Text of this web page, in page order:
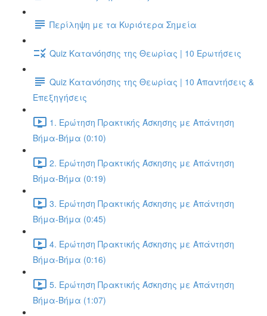
Περίληψη με τα Κυριότερα Σημεία
Quiz Κατανόησης της Θεωρίας | 10 Ερωτήσεις
Quiz Κατανόησης της Θεωρίας | 10 Απαντήσεις &
Επεξηγήσεις
1. Ερώτηση Πρακτικής Άσκησης με Απάντηση
Βήμα-Βήμα (0:10)
2. Ερώτηση Πρακτικής Άσκησης με Απάντηση
Βήμα-Βήμα (0:19)
3. Ερώτηση Πρακτικής Άσκησης με Απάντηση
Βήμα-Βήμα (0:45)
4. Ερώτηση Πρακτικής Άσκησης με Απάντηση
Βήμα-Βήμα (0:16)
5. Ερώτηση Πρακτικής Άσκησης με Απάντηση
Βήμα-Βήμα (1:07)